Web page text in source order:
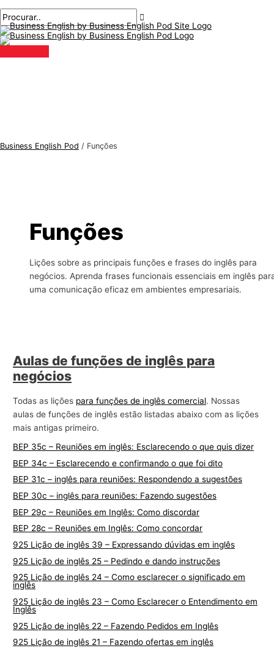
para
o
conteúdo
principal
Business English Pod / Funções
Funções
Lições sobre as principais funções e frases do inglês para
negócios. Aprenda frases funcionais essenciais em inglês
uma comunicação eficaz em ambientes empresariais.
Aulas de funções de inglês para
negócios
Todas as lições para funções de inglês comercial. Nossas
aulas de funções de inglês estão listadas abaixo com as lições
mais antigas primeiro.
BEP 35c – Reuniões em inglês: Esclarecendo o que quis dizer
BEP 34c – Esclarecendo e confirmando o que foi dito
BEP 31c – inglês para reuniões: Respondendo a sugestões
BEP 30c – inglês para reuniões: Fazendo sugestões
BEP 29c – Reuniões em Inglês: Como discordar
BEP 28c – Reuniões em Inglês: Como concordar
925 Lição de inglês 39 – Expressando dúvidas em inglês
925 Lição de inglês 25 – Pedindo e dando instruções
925 Lição de inglês 24 – Como esclarecer o significado em
inglês
925 Lição de inglês 23 – Como Esclarecer o Entendimento em
Inglês
925 Lição de inglês 22 – Fazendo Pedidos em Inglês
925 Lição de inglês 21 – Fazendo ofertas em inglês
paginação
T
ó
p
i
g
ó
o
P
r
o
c